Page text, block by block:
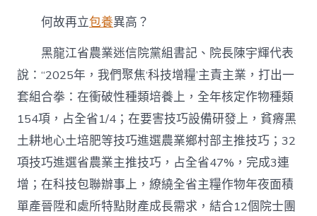
安
“壓
艙
石”〉
中
何故再立包養異高？
黑龍江省農業迷信院黨組書記、院長陳宇輝代表
說：“2025年，我們聚焦‘科技增糧’主責主業，打出一
套組合拳：在衝破性種類培養上，全年核定作物種類
154項，占全省1/4；在要害技巧設備研發上，貧瘠黑
土耕地心土培肥等技巧進選農業鄉村部主推技巧；32
項技巧進選省農業主推技巧，占全省47%，完成3連
增；在科技包聯辦事上，繚繞全省主糧作物年夜面積
單產晉陞和處所特點財產成長需求，結合12個院士團